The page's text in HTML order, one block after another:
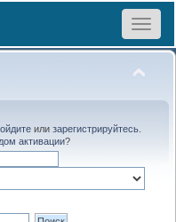
Toggle
или зарегистрируйтесь.
активации?